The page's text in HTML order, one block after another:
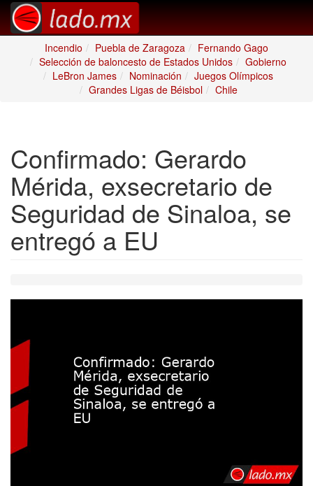
Incendio Puebla de Zaragoza
Fernando Gago
Selección de baloncesto de Estados Unidos
Gobierno
LeBron James
Nominación
Juegos Olímpicos
Grandes Ligas de Béisbol
Chile
Confirmado: Gerardo
Mérida, exsecretario de
Seguridad de Sinaloa, se
entregó a EU